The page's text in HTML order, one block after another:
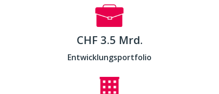
CHF 3.5 Mrd.
Entwicklungsportfolio